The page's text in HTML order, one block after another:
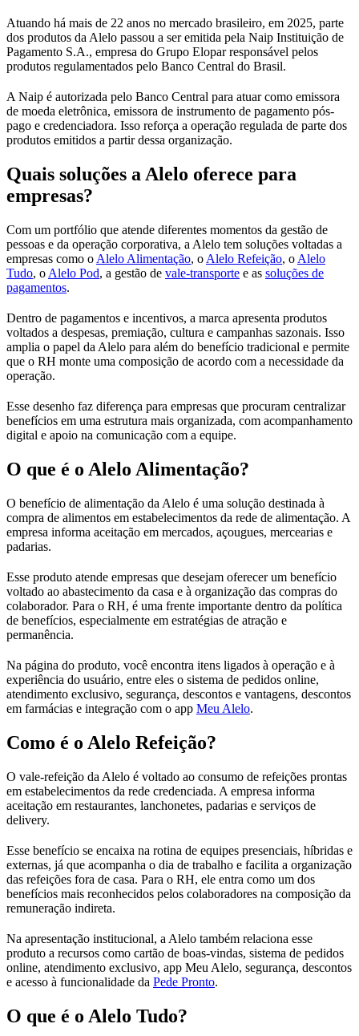
Atuando há mais de 22 anos no mercado brasileiro, em 2025, parte
dos produtos da Alelo passou a ser emitida pela Naip Instituição de
Pagamento S.A., empresa do Grupo Elopar responsável pelos
produtos regulamentados pelo Banco Central do Brasil.
A Naip é autorizada pelo Banco Central para atuar como emissora
de moeda eletrônica, emissora de instrumento de pagamento pós-
pago e credenciadora. Isso reforça a operação regulada de parte dos
produtos emitidos a partir dessa organização.
Quais soluções a Alelo oferece para
empresas?
Com um portfólio que atende diferentes momentos da gestão de
pessoas e da operação corporativa, a Alelo tem soluções voltadas a
empresas como o Alelo Alimentação, o Alelo Refeição, o Alelo
Tudo, o Alelo Pod, a gestão de vale-transporte e as soluções de
pagamentos.
Dentro de pagamentos e incentivos, a marca apresenta produtos
voltados a despesas, premiação, cultura e campanhas sazonais. Isso
amplia o papel da Alelo para além do benefício tradicional e permite
que o RH monte uma composição de acordo com a necessidade da
operação.
Esse desenho faz diferença para empresas que procuram centralizar
benefícios em uma estrutura mais organizada, com acompanhamento
digital e apoio na comunicação com a equipe.
O que é o Alelo Alimentação?
O benefício de alimentação da Alelo é uma solução destinada à
compra de alimentos em estabelecimentos da rede de alimentação. A
empresa informa aceitação em mercados, açougues, mercearias e
padarias.
Esse produto atende empresas que desejam oferecer um benefício
voltado ao abastecimento da casa e à organização das compras do
colaborador. Para o RH, é uma frente importante dentro da política
de benefícios, especialmente em estratégias de atração e
permanência.
Na página do produto, você encontra itens ligados à operação e à
experiência do usuário, entre eles o sistema de pedidos online,
atendimento exclusivo, segurança, descontos e vantagens, descontos
em farmácias e integração com o app Meu Alelo.
Como é o Alelo Refeição?
O vale-refeição da Alelo é voltado ao consumo de refeições prontas
em estabelecimentos da rede credenciada. A empresa informa
aceitação em restaurantes, lanchonetes, padarias e serviços de
delivery.
Esse benefício se encaixa na rotina de equipes presenciais, híbridas e
externas, já que acompanha o dia de trabalho e facilita a organização
das refeições fora de casa. Para o RH, ele entra como um dos
benefícios mais reconhecidos pelos colaboradores na composição da
remuneração indireta.
Na apresentação institucional, a Alelo também relaciona esse
produto a recursos como cartão de boas-vindas, sistema de pedidos
online, atendimento exclusivo, app Meu Alelo, segurança, descontos
e acesso à funcionalidade da Pede Pronto.
O que é o Alelo Tudo?